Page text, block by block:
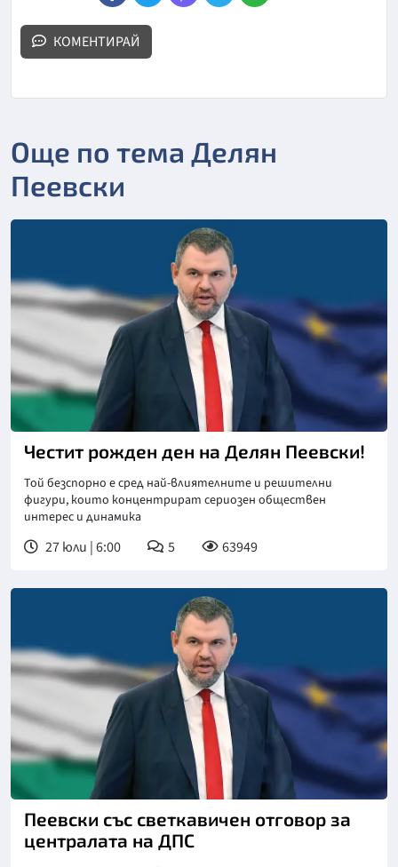
КОМЕНТИРАЙ
Още по тема Делян
Пеевски
Честит рожден ден на Делян Пеевски!
Той безспорно е сред най-влиятелните и решителни
фигури, които концентрират сериозен обществен
интерес и динамика
27 юли | 6:00 5 63949
Пеевски със светкавичен отговор за
централата на ДПС